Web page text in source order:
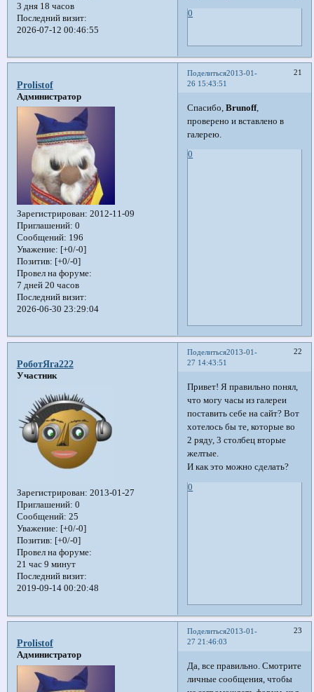
3 дня 18 часов
Последний визит:
2026-07-12 00:46:55
0
Поделиться 21
2013-01-
26 15:43:51
Prolistof
Администратор
Зарегистрирован: 2012-11-09
Приглашений: 0
Сообщений: 196
Уважение: [+0/-0]
Позитив: [+0/-0]
Провел на форуме:
7 дней 20 часов
Последний визит:
2026-06-30 23:29:04
Спасибо,Brunoff,
проверено и вставлено в
галерею.
0
Поделиться 22
2013-01-
27 14:43:51
РоботЯга222
Участник
Зарегистрирован: 2013-01-27
Приглашений: 0
Сообщений: 25
Уважение: [+0/-0]
Позитив: [+0/-0]
Провел на форуме:
21 час 9 минут
Последний визит:
2019-09-14 00:20:48
Привет! Я правильно понял,
что могу часы из галереи
поставить себе на сайт? Вот
хотелось бы те, которые во
2 ряду, 3 столбец вторые
желтые.
И как это можно сделать?
0
Поделиться 23
2013-01-
27 21:46:03
Prolistof
Администратор
Да, все правильно. Смотрите
личные сообщения, чтобы